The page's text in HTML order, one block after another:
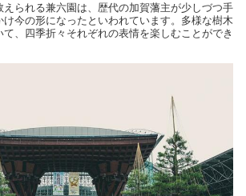
えられる兼六園は、歴代の加賀藩主が少しづつ手
け今の形になったといわれています。多様な樹木
、四季折々それぞれの表情を楽しむことができ